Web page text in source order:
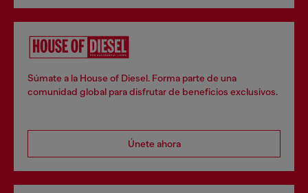
Súmate a la House of Diesel. Forma parte de una
comunidad global para disfrutar de beneficios exclusivos.
Únete ahora